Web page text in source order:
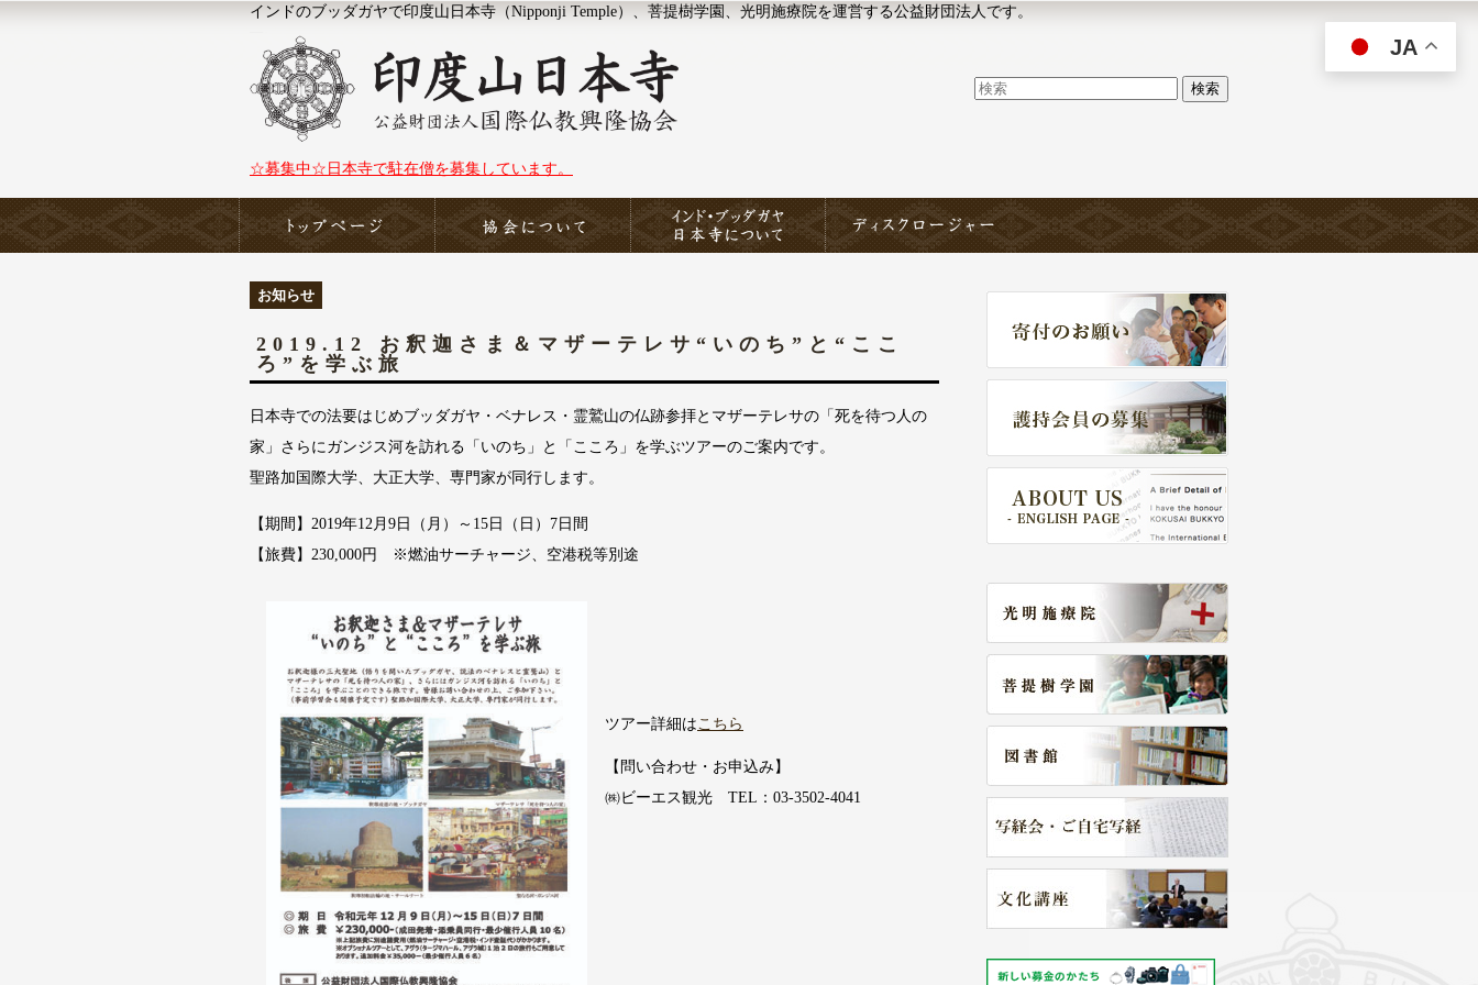
インドのブッダガヤで印度山日本寺（Nipponji Temple）、菩提樹学園、光明施療院を運営する公益財団法人です。
☆募集中☆日本寺で駐在僧を募集しています。
お知らせ
2019.12 お釈迦さま＆マザーテレサ“いのち”と“ここ
ろ”を学ぶ旅
日本寺での法要はじめブッダガヤ・ベナレス・霊鷲山の仏跡参拝とマザーテレサの「死を待つ人の
家」さらにガンジス河を訪れる「いのち」と「こころ」を学ぶツアーのご案内です。
聖路加国際大学、大正大学、専門家が同行します。
【期間】2019年12月9日（月）～15日（日）7日間
【旅費】230,000円 ※燃油サーチャージ、空港税等別途
ツアー詳細はこちら
【問い合わせ・お申込み】
㈱ビーエス観光 TEL：03-3502-4041
JA